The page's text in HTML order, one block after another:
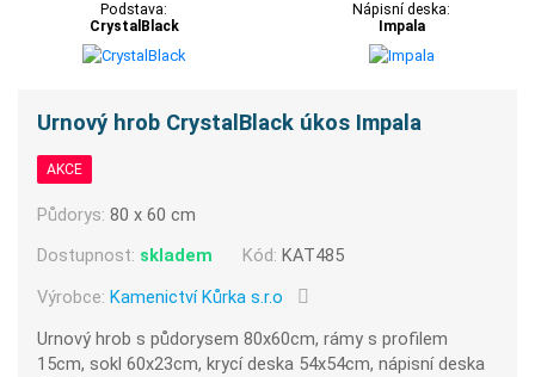
Podstava:
CrystalBlack
Nápisní deska:
Impala
Urnový hrob CrystalBlack úkos Impala
AKCE
Půdorys:80 x 60 cm
Dostupnost: skladem Kód: KAT485
Výrobce:Kamenictví Kůrka s.r.o
Urnový hrob s půdorysem 80x60cm, rámy s profilem
15cm, sokl 60x23cm, krycí deska 54x54cm, nápisní deska